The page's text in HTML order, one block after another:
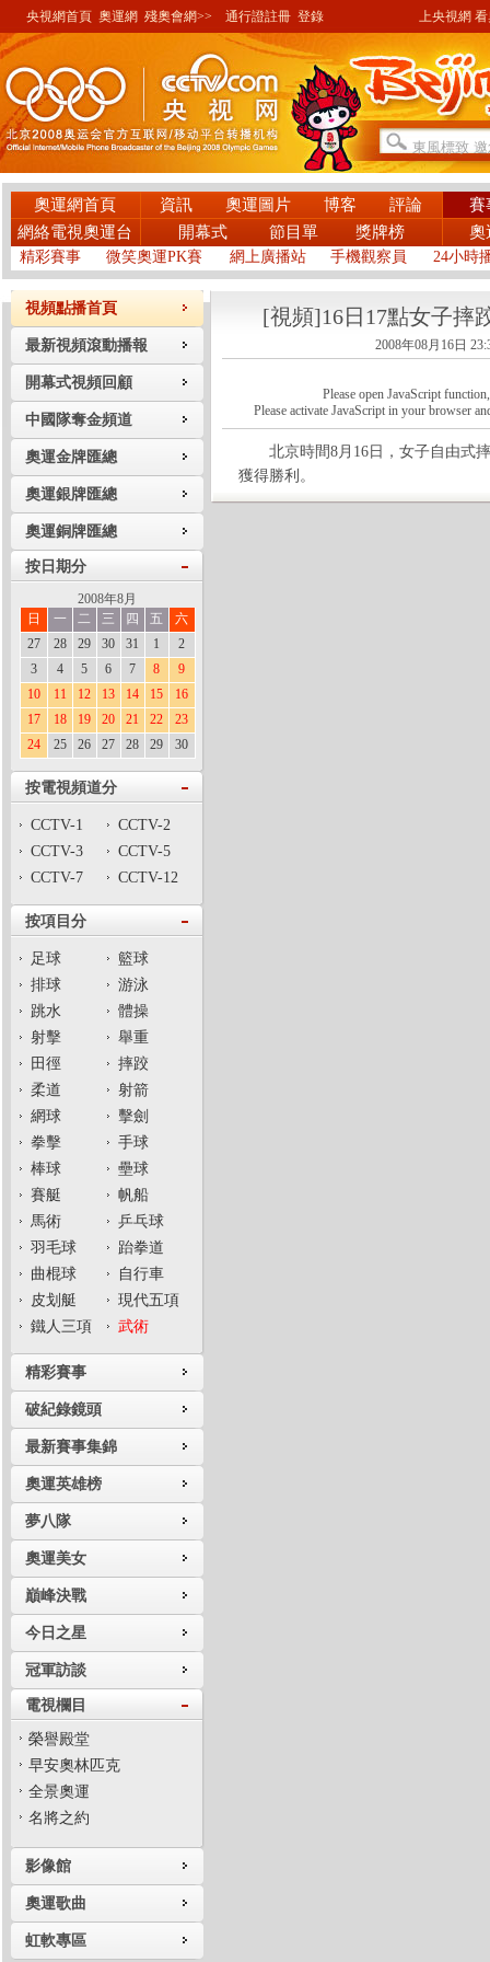
央視網首頁 奧運網 殘奧會網>> 通行證註冊 登錄 上央視網 看奧
奧運網首頁 資訊 奧運圖片 博客 評論
賽
網絡電視奧運台
開幕式 節目單 獎牌榜 奧
精彩賽事 微笑奧運PK賽 網上廣播站 手機觀察員 24小時
視頻點播首頁
最新視頻滾動播報
開幕式視頻回顧
中國隊奪金頻道
奧運金牌匯總
奧運銀牌匯總
奧運銅牌匯總
按日期分
2008年8月
日
一 二 三 四 五
六
27
28 29 30 31 1
2
3
4 5 6 7 8
9
10
11 12 13 14 15
16
17
18 19 20 21 22
23
24
25 26 27 28 29 30
按電視頻道分
CCTV-1
CCTV-2
CCTV-3
CCTV-5
CCTV-7
CCTV-12
按項目分
足球
籃球
排球
游泳
跳水
體操
射擊
舉重
田徑
摔跤
柔道
射箭
網球
擊劍
拳擊
手球
棒球
壘球
賽艇
帆船
馬術
乒乓球
羽毛球
跆拳道
曲棍球
自行車
皮划艇
現代五項
鐵人三項
武術
精彩賽事
破紀錄鏡頭
最新賽事集錦
奧運英雄榜
夢八隊
奧運美女
巔峰決戰
今日之星
冠軍訪談
電視欄目
榮譽殿堂
早安奧林匹克
全景奧運
名將之約
影像館
奧運歌曲
虹軟專區
[視頻]16日17點女子摔
2008年08月16日
Please open JavaScript
Please activate JavaScript in your browser
北京時間8月16日，女子自由式摔
獲得勝利。